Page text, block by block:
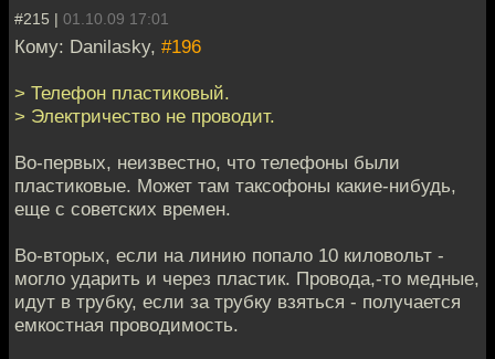
#215 | 01.10.09 17:01
Кому: Danilasky, #196
> Телефон пластиковый.
> Электричество не проводит.
Во-первых, неизвестно, что телефоны были
пластиковые. Может там таксофоны какие-нибудь,
еще с советских времен.
Во-вторых, если на линию попало 10 киловольт -
могло ударить и через пластик. Провода,-то медные,
идут в трубку, если за трубку взяться - получается
емкостная проводимость.